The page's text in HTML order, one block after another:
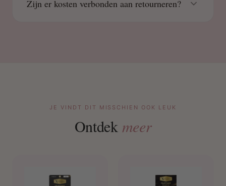
Zijn er kosten verbonden aan retourneren?
JE VINDT DIT MISSCHIEN OOK LEUK
Ontdek meer